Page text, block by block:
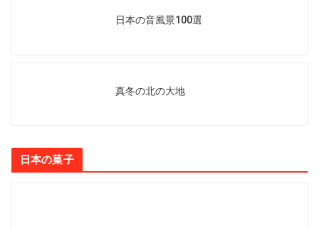
日本の音風景100選
真冬の北の大地
日本の菓子